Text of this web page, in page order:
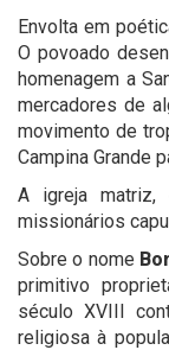
Envolta em
O povoado
homenagem a
mercadores de
movimento de
Campina Grande
A igreja matriz,
missionários
Sobre o nome
primitivo
século XVIII
religiosa à